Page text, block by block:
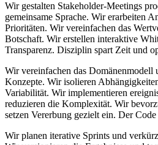
Wir gestalten Stakeholder-Meetings
gemeinsame Sprache. Wir erarbeiten
Prioritäten. Wir vereinfachen das
Botschaft. Wir erstellen interaktive
Transparenz. Disziplin spart Zeit und
Wir vereinfachen das Domänenmodell
Konzepte. Wir isolieren
Variabilität. Wir implementieren
reduzieren die Komplexität. Wir
setzen Vererbung gezielt ein. Der
Wir planen iterative Sprints und